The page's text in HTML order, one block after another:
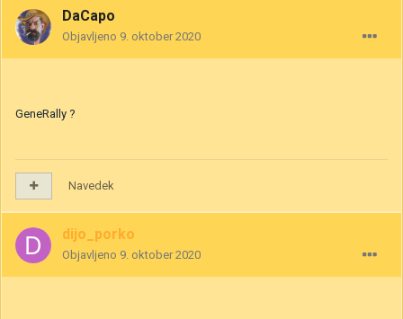
DaCapo
Objavljeno 9. oktober 2020
GeneRally ?
Navedek
dijo_porko
Objavljeno 9. oktober 2020